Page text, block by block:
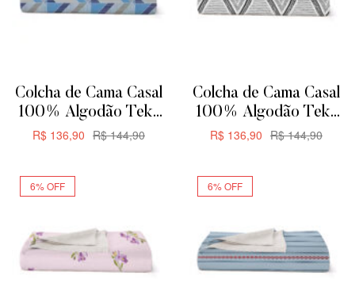
Colcha de Cama Casal
100% Algodão Teka
Allegro Plus –
R$144,90
R$ 136,90
Colcha de Cama Casal
100% Algodão Teka
Allegro Plus –
R$144,90
R$ 136,90
6% OFF 6% OFF